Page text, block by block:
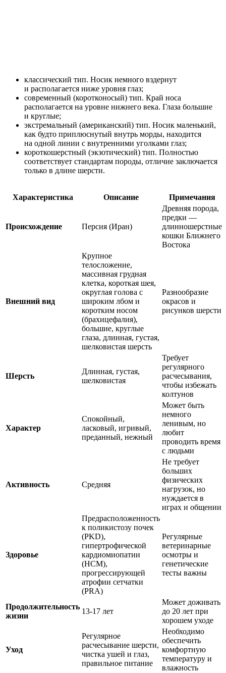
классический тип. Носик немного вздернут
и располагается ниже уровня глаз;
современный (коротконосый) тип. Край носа
располагается на уровне нижнего века. Глаза большие
и круглые;
экстремальный (американский) тип. Носик маленький,
как будто приплюснутый внутрь морды, находится
на одной линии с внутренними уголками глаз;
короткошерстный (экзотический) тип. Полностью
соответствует стандартам породы, отличие заключается
только в длине шерсти.
Характеристика Описание Примечания
Происхождение Персия (Иран)
Древняя порода,
предки —
длинношерстные
кошки Ближнего
Востока
Внешний вид
Крупное
телосложение,
массивная грудная
клетка, короткая шея,
округлая голова с
широким лбом и
коротким носом
(брахицефалия),
большие, круглые
глаза, длинная, густая,
шелковистая шерсть
Разнообразие
окрасов и
рисунков шерсти
Шерсть
Длинная, густая,
шелковистая
Требует
регулярного
расчесывания,
чтобы избежать
колтунов
Характер
Спокойный,
ласковый, игривый,
преданный, нежный
Может быть
немного
ленивым, но
любит
проводить время
с людьми
Активность Средняя
Не требует
больших
физических
нагрузок, но
нуждается в
играх и общении
Здоровье
Предрасположенность
к поликистозу почек
(PKD),
гипертрофической
кардиомиопатии
(HCM),
прогрессирующей
атрофии сетчатки
(PRA)
Регулярные
ветеринарные
осмотры и
генетические
тесты важны
Продолжительность
жизни
13-17 лет
Может доживать
до 20 лет при
хорошем уходе
Уход
Регулярное
расчесывание шерсти,
чистка ушей и глаз,
правильное питание
Необходимо
обеспечить
комфортную
температуру и
влажность